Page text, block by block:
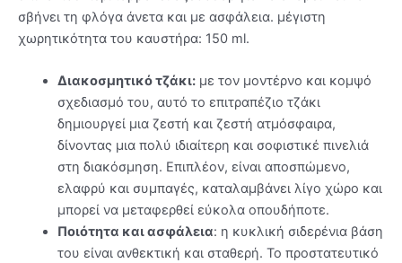
σβήνει τη φλόγα άνετα και με ασφάλεια. μέγιστη
χωρητικότητα του καυστήρα: 150 ml.
Διακοσμητικό τζάκι:με τον μοντέρνο και κομψό
σχεδιασμό του, αυτό το επιτραπέζιο τζάκι
δημιουργεί μια ζεστή και ζεστή ατμόσφαιρα,
δίνοντας μια πολύ ιδιαίτερη και σοφιστικέ πινελιά
στη διακόσμηση. Επιπλέον, είναι αποσπώμενο,
ελαφρύ και συμπαγές, καταλαμβάνει λίγο χώρο και
μπορεί να μεταφερθεί εύκολα οπουδήποτε.
Ποιότητα και ασφάλεια: η κυκλική σιδερένια βάση
του είναι ανθεκτική και σταθερή. Το προστατευτικό